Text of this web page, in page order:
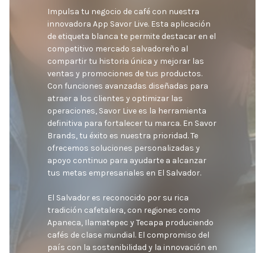
Impulsa tu negocio de café con nuestra
innovadora App Savor Live. Esta aplicación
de etiqueta blanca te permite destacar en el
competitivo mercado salvadoreño al
compartir tu historia única y mejorar las
ventas y promociones de tus productos.
Con funciones avanzadas diseñadas para
atraer a los clientes y optimizar las
operaciones, Savor Live es la herramienta
definitiva para fortalecer tu marca. En Savor
Brands, tu éxito es nuestra prioridad. Te
ofrecemos soluciones personalizadas y
apoyo continuo para ayudarte a alcanzar
tus metas empresariales en El Salvador.
El Salvador es reconocido por su rica
tradición cafetalera, con regiones como
Apaneca, Ilamatepec y Tecapa produciendo
cafés de clase mundial. El compromiso del
país con la sostenibilidad y la innovación en